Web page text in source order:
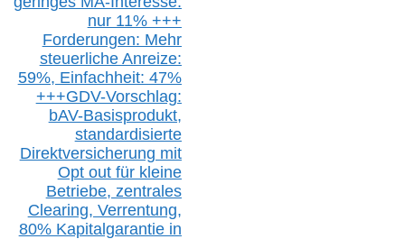
nur 11% +++
Forderungen: Mehr
steuerliche Anreize:
59%, Einfachheit: 47%
+++GDV-Vorschlag:
bAV-Basisprodukt,
standardisierte
Direktversicherung mit
Opt outfür kleine
Betriebe, zentrales
Clearing, Verrentung,
80% Kapitalgarantie in